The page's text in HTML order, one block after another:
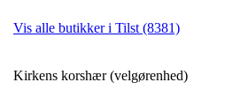
Vis alle butikker i Tilst (8381)
Kirkens korshær (velgørenhed)